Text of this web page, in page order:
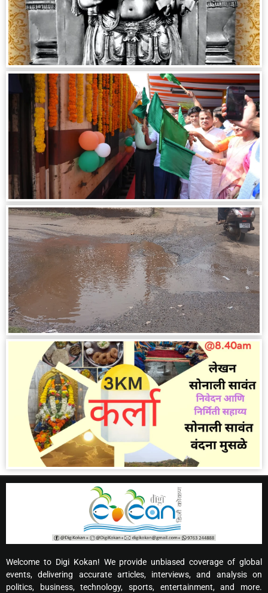
Welcome to Digi Kokan! We provide unbiased coverage of global
events, delivering accurate articles, interviews, and analysis on
politics, business, technology, sports, entertainment, and more.